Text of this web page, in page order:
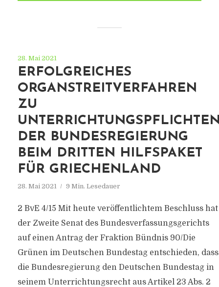
28. Mai 2021
ERFOLGREICHES
ORGANSTREITVERFAHREN
ZU
DER BUNDESREGIERUNG
BEIM DRITTEN HILFSPAKET
FÜR GRIECHENLAND
28. Mai 2021 9 Min. Lesedauer
2 BvE 4/15 Mit heute veröffentlichtem Beschluss hat
der Zweite Senat des Bundesverfassungsgerichts
auf einen Antrag der Fraktion Bündnis 90/Die
Grünen im Deutschen Bundestag entschieden, dass
die Bundesregierung den Deutschen Bundestag in
seinem Unterrichtungsrecht aus Artikel 23 Abs. 2